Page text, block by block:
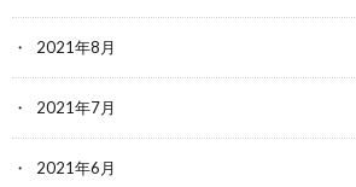
2021年8月
2021年7月
2021年6月